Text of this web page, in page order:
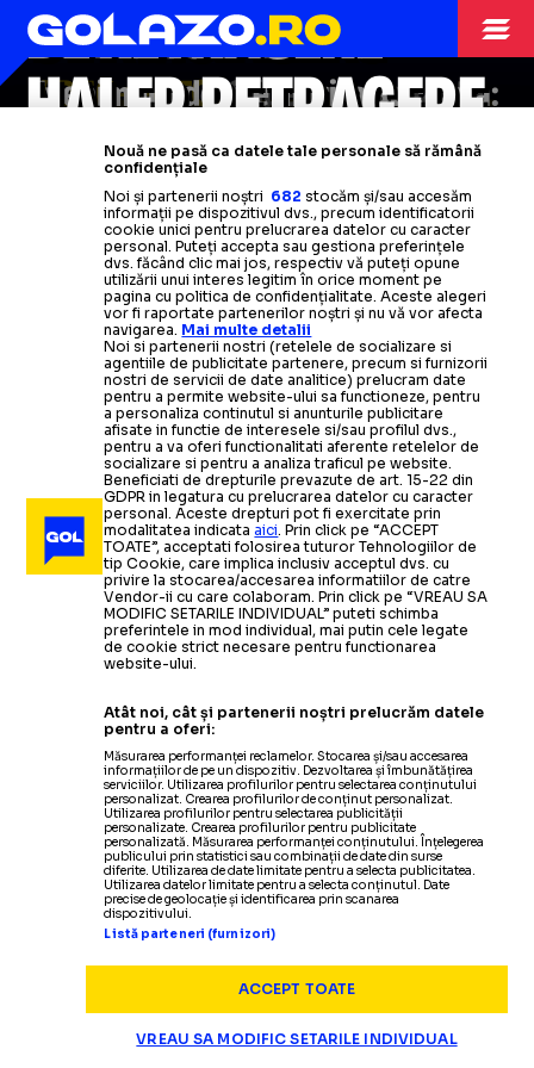
MECI DE RETRAGERE
ULTIMUL DANS
VIDEO+FOTO:Clipe emoționante
meciul de retragere
al fostului
lider WTA: „Vreau să zâmbim și să
ne bucurăm de moment”
Citește mai mult
DE RETRAGERE
Eveniment de zile mari la Suceava:
Cosmin Olăroiu
, pe bancă la
meciul demonstrativ
UEFAntasticii vs. All Stars
Citește mai mult
TENIS 14.06.2025
HALEP, RETRAGERE
OFICIALĂ
Simona a anunțatcând și undese
va juca ultimul meci din cariera sa
Citește mai mult
Termeni și condiții
Politica de confidențialitate
Modifică Setările
Contact
Nouă ne pasă ca datele tale personale să rămână
confidențiale
Noi și partenerii noștri 682 stocăm și/sau accesăm
informații pe dispozitivul dvs., precum identificatorii
cookie unici pentru prelucrarea datelor cu caracter
personal. Puteți accepta sau gestiona preferințele
dvs. făcând clic mai jos, respectiv vă puteți opune
utilizării unui interes legitim în orice moment pe
pagina cu politica de confidențialitate. Aceste alegeri
vor fi raportate partenerilor noștri și nu vă vor afecta
navigarea. Mai multe detalii
Noi si partenerii nostri (retelele de socializare si
agentiile de publicitate partenere, precum si furnizorii
nostri de servicii de date analitice) prelucram date
pentru a permite website-ului sa functioneze, pentru
a personaliza continutul si anunturile publicitare
afisate in functie de interesele si/sau profilul dvs.,
pentru a va oferi functionalitati aferente retelelor de
socializare si pentru a analiza traficul pe website.
Beneficiati de drepturile prevazute de art. 15-22 din
GDPR in legatura cu prelucrarea datelor cu caracter
personal. Aceste drepturi pot fi exercitate prin
modalitatea indicataaici . Prin click pe “ACCEPT
TOATE”, acceptati folosirea tuturor Tehnologiilor de
tip Cookie, care implica inclusiv acceptul dvs. cu
privire la stocarea/accesarea informatiilor de catre
Vendor-ii cu care colaboram. Prin click pe “VREAU SA
MODIFIC SETARILE INDIVIDUAL” puteti schimba
preferintele in mod individual, mai putin cele legate
de cookie strict necesare pentru functionarea
website-ului.
Atât noi, cât și partenerii noștri prelucrăm datele
pentru a oferi:
Măsurarea performanței reclamelor. Stocarea și/sau accesarea
informațiilor de pe un dispozitiv. Dezvoltarea și îmbunătățirea
serviciilor. Utilizarea profilurilor pentru selectarea conținutului
personalizat. Crearea profilurilor de conținut personalizat.
Utilizarea profilurilor pentru selectarea publicității
personalizate. Crearea profilurilor pentru publicitate
personalizată. Măsurarea performanței conținutului. Înțelegerea
publicului prin statistici sau combinații de date din surse
diferite. Utilizarea de date limitate pentru a selecta publicitatea.
Utilizarea datelor limitate pentru a selecta conținutul. Date
precise de geolocație și identificarea prin scanarea
dispozitivului.
Listă parteneri (furnizori)
ACCEPT TOATE
VREAU SA MODIFIC SETARILE INDIVIDUAL